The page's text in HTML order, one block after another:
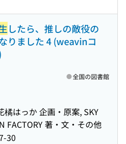
したら、推しの敵役の
りました 4 (weavinコ
はっか 企画・原案, SKY
FACTORY 著・文・その他
30
全国の図書館